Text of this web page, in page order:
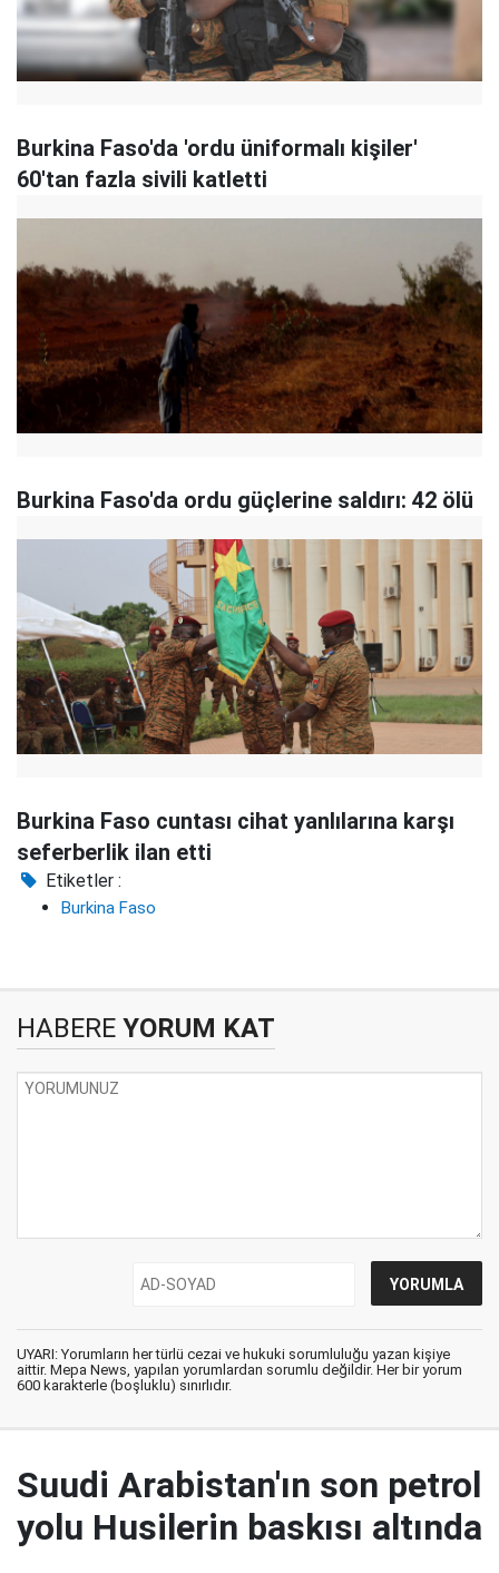
Burkina Faso'da 'ordu üniformalı kişiler'
60'tan fazla sivili katletti
Burkina Faso'da ordu güçlerine saldırı: 42 ölü
Burkina Faso cuntası cihat yanlılarına karşı
seferberlik ilan etti
Etiketler :
Burkina Faso
HABERE YORUM KAT
UYARI: Yorumların her türlü cezai ve hukuki sorumluluğu yazan kişiye
aittir. Mepa News, yapılan yorumlardan sorumlu değildir. Her bir yorum
600 karakterle (boşluklu) sınırlıdır.
Suudi Arabistan'ın son petrol
yolu Husilerin baskısı altında